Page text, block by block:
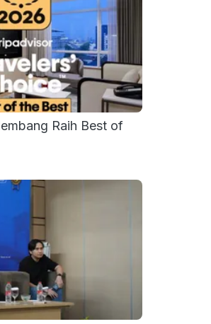
Raih Best of